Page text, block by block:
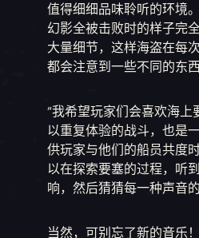
值得细细品味聆听的环境
幻影全被击败时的样子完
大量细节，这样海盗在每
都会注意到一些不同的东
“我希望玩家们会喜欢海
以重复体验的战斗，也是
供玩家与他们的船员共度
以在探索要塞的过程，听
响，然后猜猜每一种声音
当然，可别忘了新的音乐